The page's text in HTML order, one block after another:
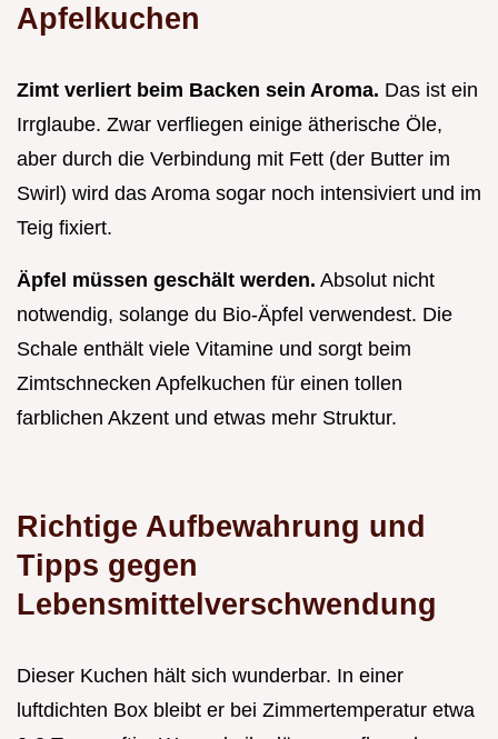
Apfelkuchen
Zimt verliert beim Backen sein Aroma. Das ist ein
Irrglaube. Zwar verfliegen einige ätherische Öle,
aber durch die Verbindung mit Fett (der Butter im
Swirl) wird das Aroma sogar noch intensiviert und im
Teig fixiert.
Äpfel müssen geschält werden. Absolut nicht
notwendig, solange du Bio-Äpfel verwendest. Die
Schale enthält viele Vitamine und sorgt beim
Zimtschnecken Apfelkuchen für einen tollen
farblichen Akzent und etwas mehr Struktur.
Richtige Aufbewahrung und
Tipps gegen
Lebensmittelverschwendung
Dieser Kuchen hält sich wunderbar. In einer
luftdichten Box bleibt er bei Zimmertemperatur etwa